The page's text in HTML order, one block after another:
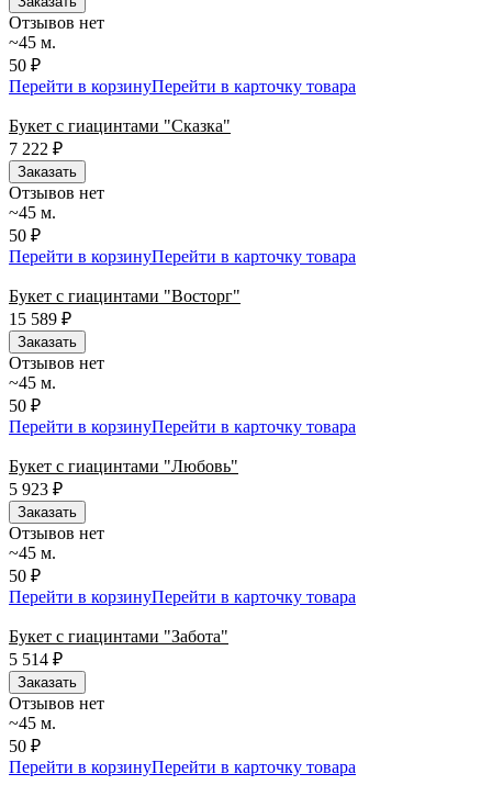
Отзывов нет
~45 м.
50 ₽
Перейти в корзинуПерейти в карточку товара
Букет с гиацинтами "Сказка"
7 222 ₽
Заказать
Отзывов нет
~45 м.
50 ₽
Перейти в корзинуПерейти в карточку товара
Букет с гиацинтами "Восторг"
15 589 ₽
Заказать
Отзывов нет
~45 м.
50 ₽
Перейти в корзинуПерейти в карточку товара
Букет с гиацинтами "Любовь"
5 923 ₽
Заказать
Отзывов нет
~45 м.
50 ₽
Перейти в корзинуПерейти в карточку товара
Букет с гиацинтами "Забота"
5 514 ₽
Заказать
Отзывов нет
~45 м.
50 ₽
Перейти в корзинуПерейти в карточку товара